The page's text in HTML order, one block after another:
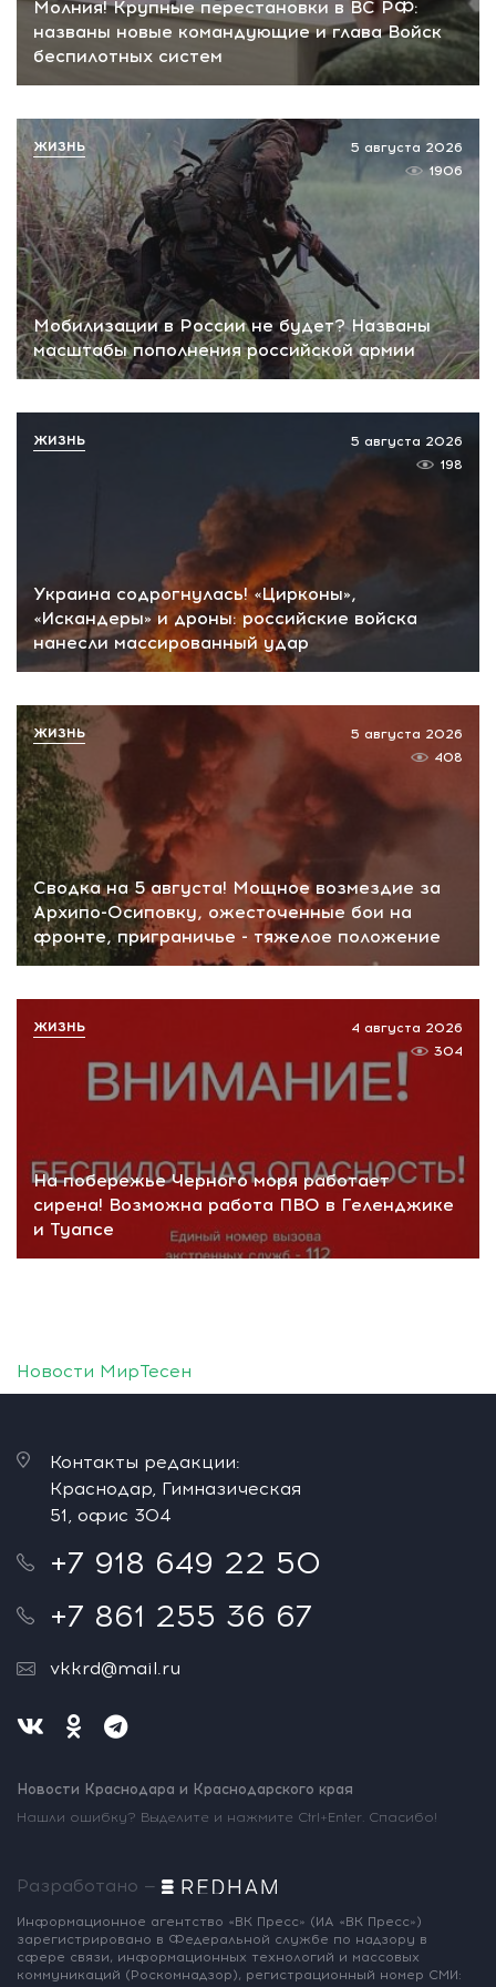
Молния! Крупные перестановки в ВС РФ:
названы новые командующие и глава Войск
беспилотных систем
Мобилизации в России не будет? Названы
масштабы пополнения российской армии
5 августа 2026
1906
ЖИЗНЬ
Украина содрогнулась! «Цирконы»,
«Искандеры» и дроны: российские войска
нанесли массированный удар
5 августа 2026
198
ЖИЗНЬ
Сводка на 5 августа! Мощное возмездие за
Архипо-Осиповку, ожесточенные бои на
фронте, приграничье - тяжелое положение
5 августа 2026
408
ЖИЗНЬ
На побережье Черного моря работает
сирена! Возможна работа ПВО в Геленджике
и Туапсе
4 августа 2026
304
ЖИЗНЬ
Новости МирТесен
Контакты редакции:
Краснодар, Гимназическая
51, офис 304
+7 918 649 22 50
+7 861 255 36 67
vkkrd@mail.ru
Новости Краснодара и Краснодарского края
Нашли ошибку? Выделите и нажмите Ctrl+Enter. Спасибо!
Разработано —
Информационное агентство «ВК Пресс» (ИА «ВК Пресс»)
зарегистрировано в Федеральной службе по надзору в
сфере связи, информационных технологий и массовых
коммуникаций (Роскомнадзор), регистрационный номер СМИ: